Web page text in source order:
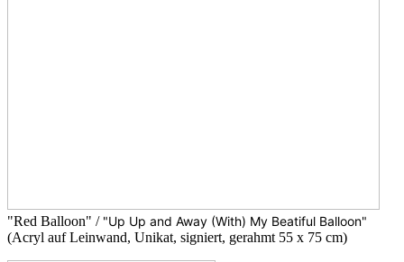
"Red Balloon" / "Up Up and Away (With) My Beatiful Balloon"
(Acryl auf Leinwand, Unikat, signiert, gerahmt 55 x 75 cm)